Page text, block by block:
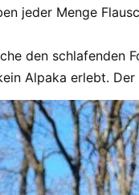
jeder Menge
den schlafenden
Alpaka erlebt.